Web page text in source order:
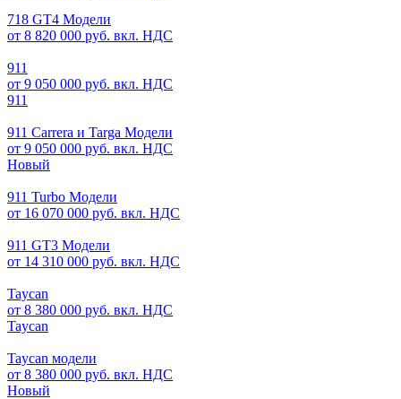
718 GT4 Модели
от 8 820 000 руб. вкл. НДС
911
от 9 050 000 руб. вкл. НДС
911
911 Carrera и Targa Модели
от 9 050 000 руб. вкл. НДС
Новый
911 Turbo Модели
от 16 070 000 руб. вкл. НДС
911 GT3 Модели
от 14 310 000 руб. вкл. НДС
Taycan
от 8 380 000 руб. вкл. НДС
Taycan
Taycan модели
от 8 380 000 руб. вкл. НДС
Новый